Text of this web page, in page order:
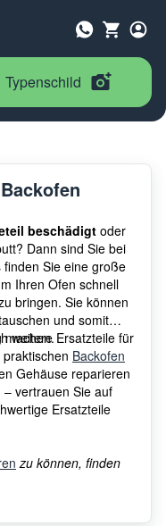
Typenschild
beschädigtoder
Dann sind Sie bei
finden Sie eine große
Ihren Ofen schnell
bringen. Sie können
und somit
machen.
weitere Ersatzteile für
Backofen
Gehäuse reparieren
vertrauen Sie auf
Ersatzteile
zu können, finden